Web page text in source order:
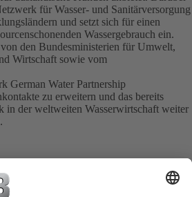
für Wasser- und Sanitärversorgung
und setzt sich für einen
Wassergebrauch ein.
den Bundesministerien für Umwelt,
Wirtschaft sowie vom
German Water Partnership
zu erweitern und das bereits
in der weltweiten Wasserwirtschaft weiter
Partnernetzwerk